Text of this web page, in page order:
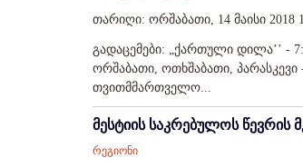
თარიღი: ორშაბათი, 14 მაისი 2018
გადაცემები: „ქართული დილა’’ -
ორშაბათი, ოთხშაბათი,
თვითმმართველო...
მესტიის საკრებულოს წევრის
რეგიონი